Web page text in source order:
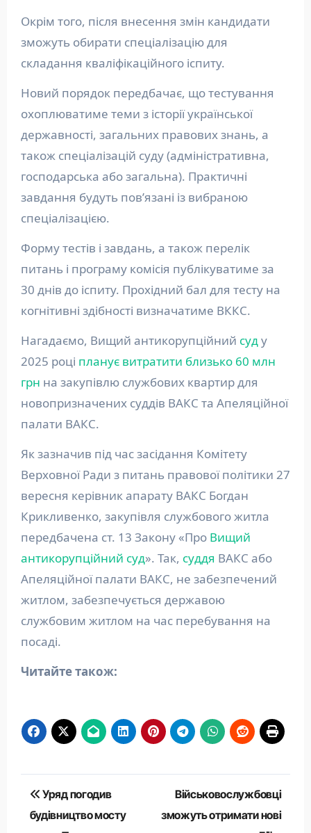
Окрім того, після внесення змін кандидати
зможуть обирати спеціалізацію для
складання кваліфікаційного іспиту.
Новий порядок передбачає, що тестування
охоплюватиме теми з історії української
державності, загальних правових знань, а
також спеціалізацій суду (адміністративна,
господарська або загальна). Практичні
завдання будуть пов’язані із вибраною
спеціалізацією.
Форму тестів і завдань, а також перелік
питань і програму комісія публікуватиме за
30 днів до іспиту. Прохідний бал для тесту на
когнітивні здібності визначатиме ВККС.
Нагадаємо, Вищий антикорупційний суду
2025 році планує витратити близько 60 млн
грн на закупівлю службових квартир для
новопризначених суддів ВАКС та Апеляційної
палати ВАКС.
Як зазначив під час засідання Комітету
Верховної Ради з питань правової політики 27
вересня керівник апарату ВАКС Богдан
Крикливенко, закупівля службового житла
передбачена ст. 13 Закону «Про Вищий
антикорупційний суд». Так, суддя ВАКС або
Апеляційної палати ВАКС, не забезпечений
житлом, забезпечується державою
службовим житлом на час перебування на
посаді.
Читайте також:
Навігація
записів
Уряд погодив
будівництво мосту
Військовослужбовці
зможуть отримати нові